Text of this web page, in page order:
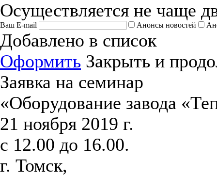
Осуществляется не чаще
Ваш E-mail Анонсы новостей
Добавлено в список
Оформить Закрыть и
Заявка на семинар
«Оборудование завода
21 ноября 2019 г.
с 12.00 до 16.00.
г. Томск,